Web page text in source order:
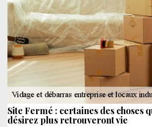
Site Fermé : certaines des choses
désirez plus retrouveront vie